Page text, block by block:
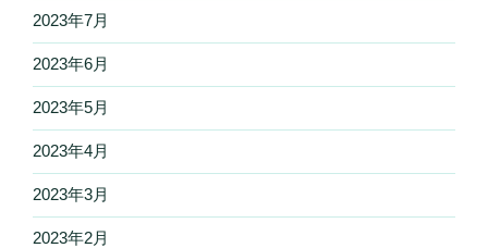
2023年7月
2023年6月
2023年5月
2023年4月
2023年3月
2023年2月